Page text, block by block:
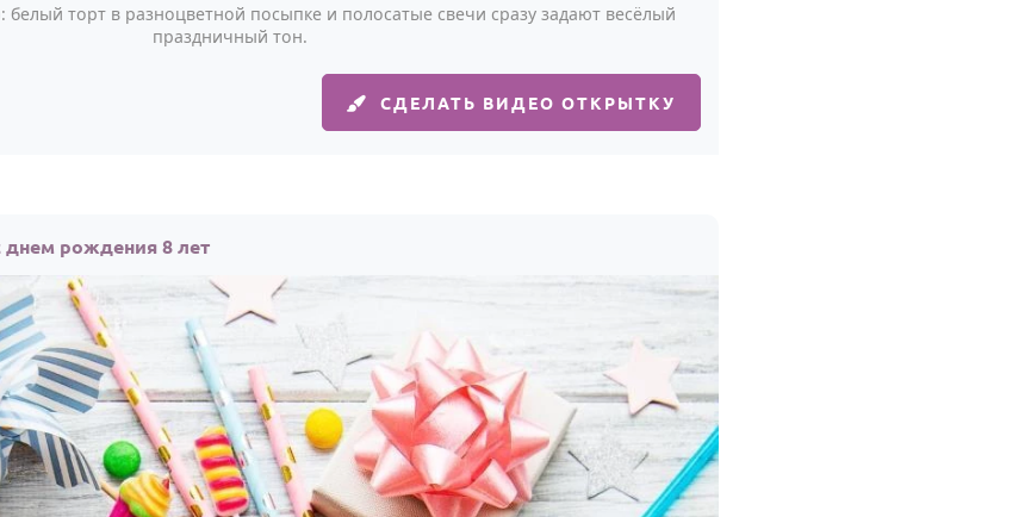
белый торт в разноцветной посыпке и полосатые свечи сразу задают весёлый
праздничный тон.
СДЕЛАТЬ ВИДЕО ОТКРЫТКУ
днем рождения 8 лет